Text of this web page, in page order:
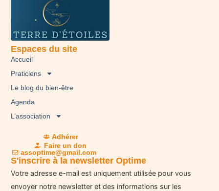
Espaces du site
Accueil
Praticiens
Le blog du bien-être
Agenda
L’association
Adhérer
Faire un don
assoptime@gmail.com
S'inscrire à la newsletter Optime
Votre adresse e-mail est uniquement utilisée pour vous
envoyer notre newsletter et des informations sur les